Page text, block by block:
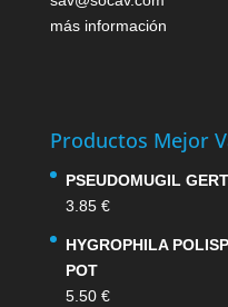
más información
Productos Mejor
PSEUDOMUGIL
3.85 €
HYGROPHILA
POT
5.50 €